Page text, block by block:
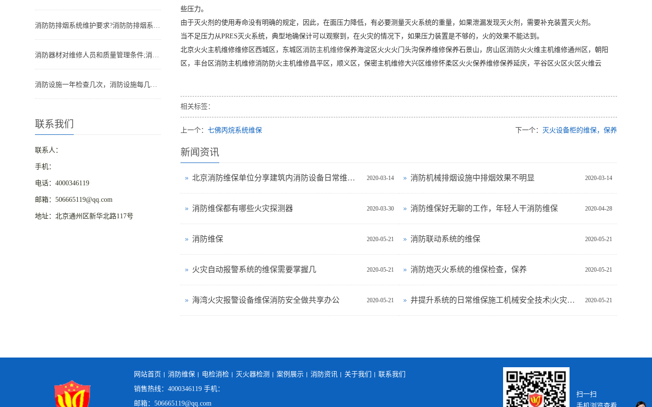
消防防排烟系统维护要求?消防防排烟系统包括什么
消防器材对维修人员和质量管理条件;消防器材管理要求
消防设施一年检查几次，消防设施每几年检查一次
联系我们
联系人：
手机：
电话：4000346119
邮箱：506665119@qq.com
地址：北京通州区新华北路117号
些压力。
由于灭火剂的使用寿命没有明确的规定，因此，在面压力降低，有必要测量灭火系统的重量，如果泄漏发现灭火剂，需要补充装置灭火剂。
当不足压力从PRES灭火系统，典型地确保计可以观察到，在火灾的情况下，如果压力装置是不够的，火的效果不能达到。
北京火火主机维修维修区西城区，东城区消防主机维修保养海淀区火火火门头沟保养维修保养石景山，房山区消防火火维主机维修通州区，朝阳
区，丰台区消防主机维修消防防火主机维修昌平区，顺义区，保密主机维修大兴区维修怀柔区火火保养维修保养延庆，平谷区火区火区火维云
相关标签：
上一个： 七佛丙烷系统维保 下一个： 灭火设备柜的维保，保养
新闻资讯
2020-03-14
北京消防维保单位分享建筑内消防设备日常维护标准 2020-03-14
消防机械排烟设施中排烟效果不明显
2020-03-30
消防维保都有哪些火灾探测器 2020-04-28
消防维保好无聊的工作，年轻人干消防维保
2020-05-21
消防维保 2020-05-21
消防联动系统的维保
2020-05-21
火灾自动报警系统的维保需要掌握几 2020-05-21
消防炮灭火系统的维保检查，保养
2020-05-21
海湾火灾报警设备维保消防安全做共享办公 2020-05-21
井提升系统的日常维保施工机械安全技术|火灾探测|电气测试
网站首页 消防维保 电检消检 灭火器检测 案例展示 消防资讯 关于我们
联系我们
销售热线：4000346119 手机：
邮箱：506665119@qq.com
扫一扫